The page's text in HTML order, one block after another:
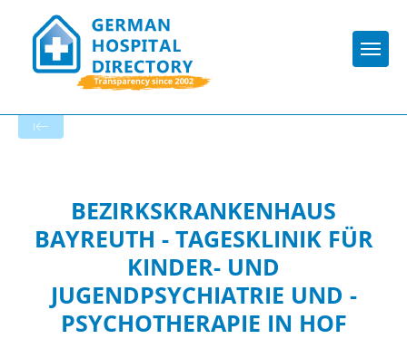
BEZIRKSKRANKENHAUS
BAYREUTH - TAGESKLINIK FÜR
KINDER- UND
JUGENDPSYCHIATRIE UND -
PSYCHOTHERAPIE IN HOF